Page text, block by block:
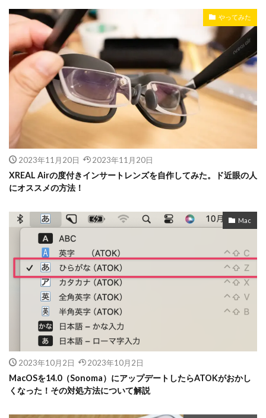
やってみた
2023年11月20日 2023年11月20日
XREAL Airの度付きインサートレンズを自作してみた。ド近眼の人
にオススメの方法！
Mac
2023年10月2日 2023年10月2日
MacOSを14.0（Sonoma）にアップデートしたらATOKがおかし
くなった！その対処方法について解説